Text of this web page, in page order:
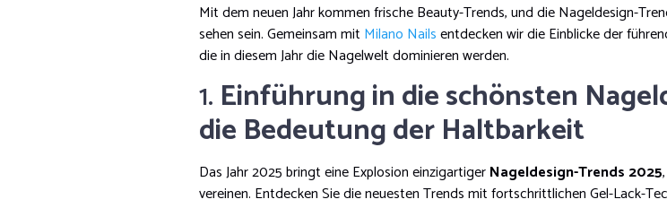
Mit dem neuen Jahr kommen frische Beauty-Trends, und die Nageldesign-
sehen sein. Gemeinsam mit Milano Nailsentdecken wir die Einblicke der
die in diesem Jahr die Nagelwelt dominieren werden.
1. Einführung in die schönsten
die Bedeutung der Haltbarkeit
Das Jahr 2025 bringt eine Explosion einzigartigerNageldesign-Trends 2025
vereinen. Entdecken Sie die neuesten Trends mit fortschrittlichen Gel-Lack-